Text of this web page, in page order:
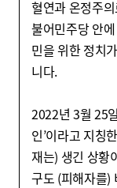
혈연과 온정주
불어민주당 안
민을 위한 정치
니다.
2022년 3월 25
인’이라고 지칭
재는) 생긴 상황
구도 (피해자를)